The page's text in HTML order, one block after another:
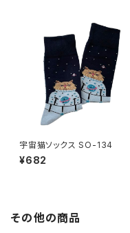
宇宙猫ソックス SO-134
¥682
その他の商品